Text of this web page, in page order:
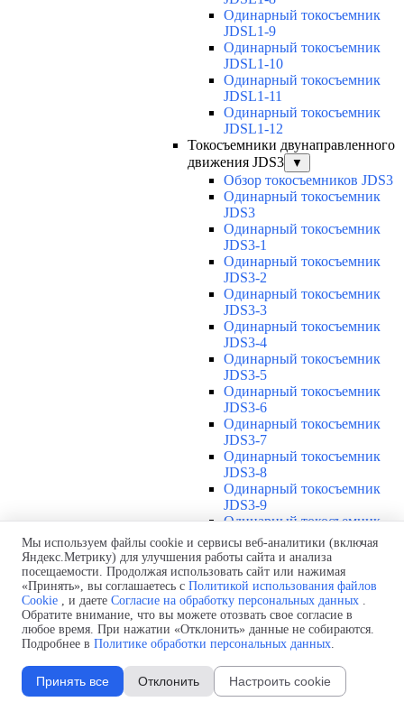
Одинарный токосъемник
JDSL1-9
Одинарный токосъемник
JDSL1-10
Одинарный токосъемник
JDSL1-11
Одинарный токосъемник
JDSL1-12
Токосъемники двунаправленного
движения JDS3
▼
Обзор токосъемников JDS3
Одинарный токосъемник
JDS3
Одинарный токосъемник
JDS3-1
Одинарный токосъемник
JDS3-2
Одинарный токосъемник
JDS3-3
Одинарный токосъемник
JDS3-4
Одинарный токосъемник
JDS3-5
Одинарный токосъемник
JDS3-6
Одинарный токосъемник
JDS3-7
Одинарный токосъемник
JDS3-8
Одинарный токосъемник
JDS3-9
Одинарный токосъемник
JDS3-10
Одинарный токосъемник
JDS3-11
Одинарный токосъемник
JDS3-12
Соединения U12 ▼
Защитная оболочка для
соединений U12
Стыковочное соединение U12
Подводы питания U12
▼
Мы используем файлы cookie и сервисы веб-аналитики (включая
Яндекс.Метрику) для улучшения работы сайта и анализа
посещаемости. Продолжая использовать сайт или нажимая
«Принять», вы соглашаетесь с Политикой использования файлов
Cookie , и даете Согласие на обработку персональных данных .
Обратите внимание, что вы можете отозвать свое согласие в
любое время. При нажатии «Отклонить» данные не собираются.
Подробнее в Политике обработки персональных данных.
Принять все Отклонить Настроить cookie